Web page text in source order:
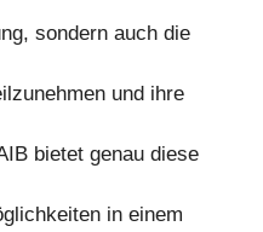
sondern auch die
und ihre
bietet genau diese
in einem